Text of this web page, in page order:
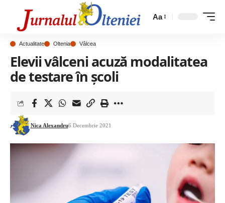
Aa
Actualitate Oltenia Vâlcea
Elevii vâlceni acuză modalitatea
de testare în școli
Nica Alexandru6 Decembrie 2021